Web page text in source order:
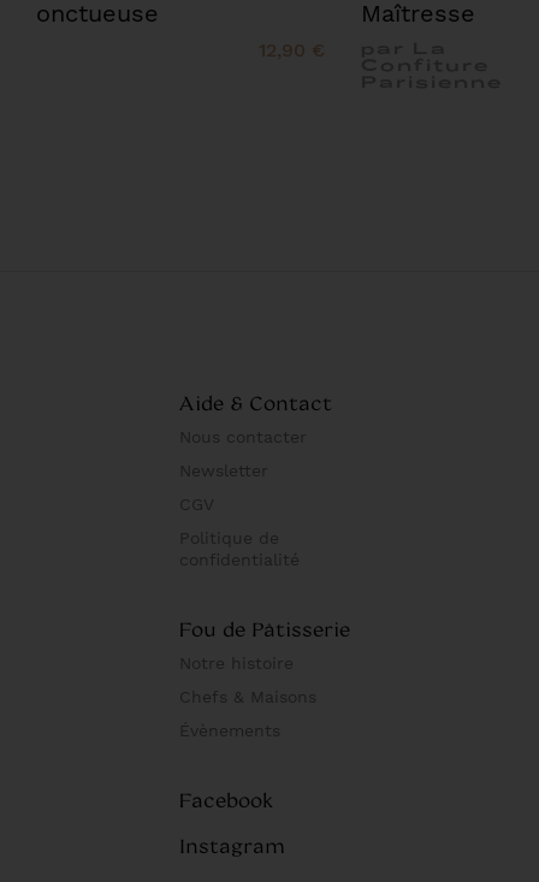
onctueuse
12,90 €
Maîtresse
Aide & Contact
Nous contacter
Newsletter
CGV
Politique de
confidentialité
Fou de Pâtisserie
Notre histoire
Chefs & Maisons
Évènements
Facebook
Instagram